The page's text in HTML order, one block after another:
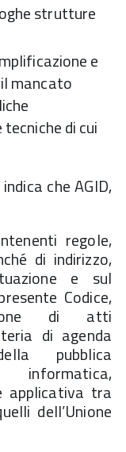
strutture
e
mancato
di cui
che AGID,
regole,
di indirizzo,
e sul
Codice,
di atti
di agenda
pubblica
informatica,
applicativa tra
dell’Unione